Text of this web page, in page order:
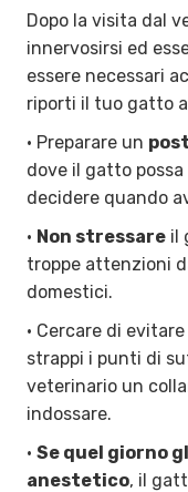
Dopo la visita dal
innervosirsi ed
essere necessari
riporti il tuo gatto
• Preparare un
dove il gatto possa
decidere quando
• Non stressare il
troppe attenzioni
domestici.
• Cercare di
strappi i punti di
veterinario un
indossare.
• Se quel giorno
anestetico, il